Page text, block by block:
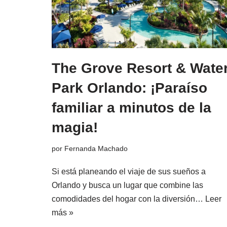
The Grove Resort &
Park Orlando: ¡Paraíso
familiar a minutos de la
magia!
por Fernanda Machado
Si está planeando el viaje de sus sueños a
Orlando y busca un lugar que combine las
comodidades del hogar con la diversión… Leer
más »